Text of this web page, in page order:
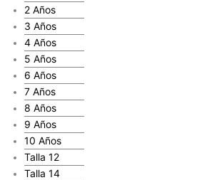
2 Años
3 Años
4 Años
5 Años
6 Años
7 Años
8 Años
9 Años
10 Años
Talla 12
Talla 14